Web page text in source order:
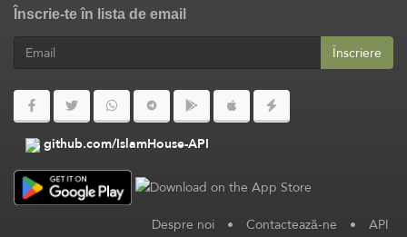
Înscrie-te în lista de email
Înscriere
github.com/IslamHouse-API
Despre noi • Contactează-ne • API